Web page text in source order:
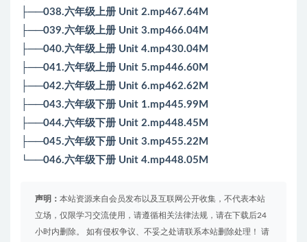
├──038.六年级上册 Unit 2.mp467.64M
├──039.六年级上册 Unit 3.mp466.04M
├──040.六年级上册 Unit 4.mp430.04M
├──041.六年级上册 Unit 5.mp446.60M
├──042.六年级上册 Unit 6.mp462.62M
├──043.六年级下册 Unit 1.mp445.99M
├──044.六年级下册 Unit 2.mp448.45M
├──045.六年级下册 Unit 3.mp455.22M
└──046.六年级下册 Unit 4.mp448.05M
声明： 本站资源来自会员发布以及互联网公开收集，不代表本站
立场，仅限学习交流使用，请遵循相关法律法规，请在下载后24
小时内删除。 如有侵权争议、不妥之处请联系本站删除处理！ 请